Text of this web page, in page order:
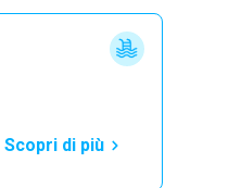
Scopri di più